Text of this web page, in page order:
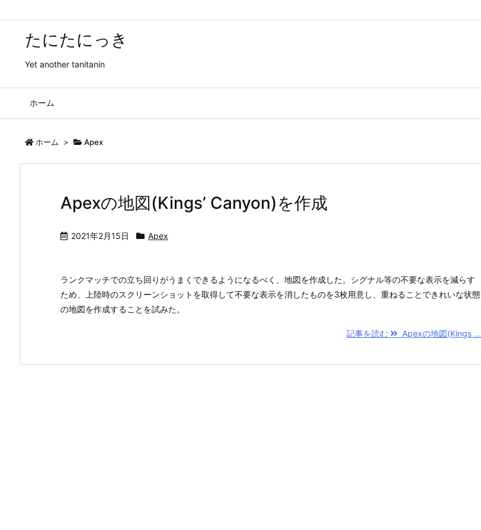
たにたにっき
Yet another tanitanin
ホーム
ホーム > Apex
Apexの地図(Kings’ Canyon)を作成
2021年2月15日 Apex
ランクマッチでの立ち回りがうまくできるようになるべく、地図を作成した。シグナル等の不要な表示を減らす
ため、上陸時のスクリーンショットを取得して不要な表示を消したものを3枚用意し、重ねることできれいな状態
の地図を作成することを試みた。
記事を読む Apexの地図(Kings ...